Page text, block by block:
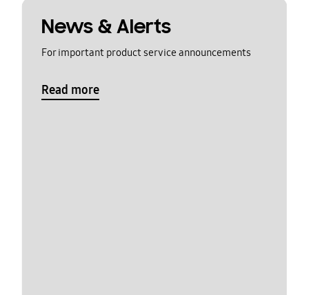
News & Alerts
For important product service announcements
Read more